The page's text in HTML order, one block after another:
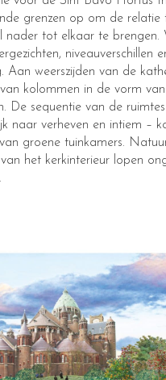
grenzen op om de relatie
nader tot elkaar te brengen.
niveauverschillen
Aan weerszijden van de
kolommen in de vorm
De sequentie van de
naar verheven en intiem –
groene tuinkamers.
het kerkinterieur lopen